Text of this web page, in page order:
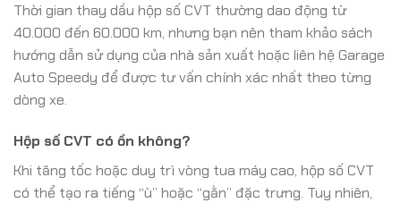
Thời gian thay dầu hộp số CVT thường dao động từ
40.000 đến 60.000 km, nhưng bạn nên tham khảo sách
hướng dẫn sử dụng của nhà sản xuất hoặc liên hệ Garage
Auto Speedy để được tư vấn chính xác nhất theo từng
dòng xe.
Hộp số CVT có ồn không?
Khi tăng tốc hoặc duy trì vòng tua máy cao, hộp số CVT
có thể tạo ra tiếng “ù” hoặc “gằn” đặc trưng. Tuy nhiên,